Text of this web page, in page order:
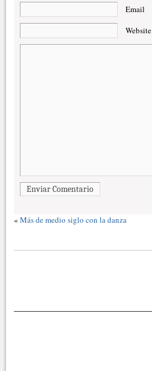
Email
Website
Enviar Comentario
« Más de medio siglo con la danza